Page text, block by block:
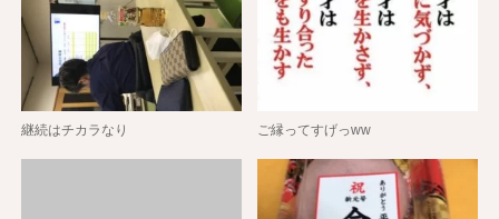
継続はチカラなり ご縁ってすげっww